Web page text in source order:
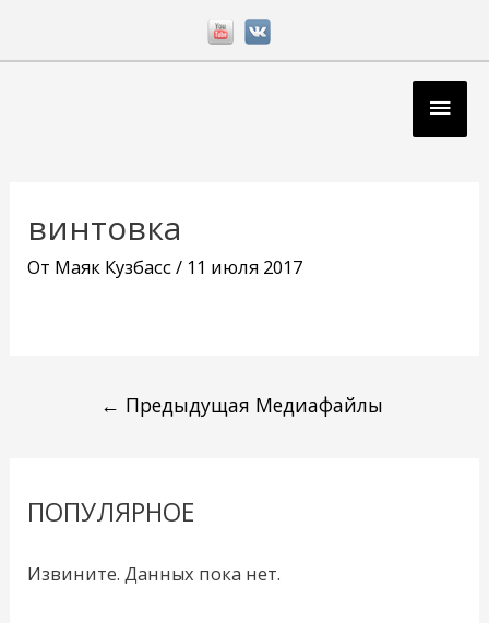
винтовка
От Маяк Кузбасс/ 11 июля 2017
записям
← Предыдущая Медиафайлы
ПОПУЛЯРНОЕ
Извините. Данных пока нет.